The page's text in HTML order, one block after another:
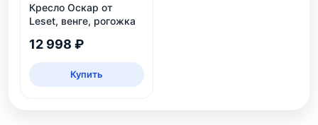
Кресло Оскар от
Leset, венге, рогожка
12 998 ₽
Купить